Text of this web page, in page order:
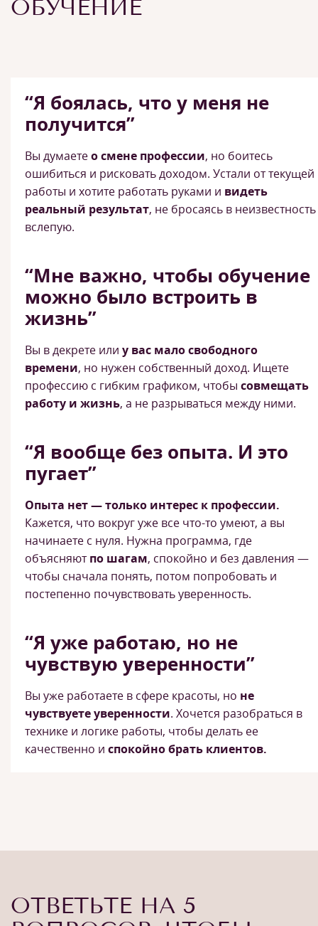
ОБУЧЕНИЕ
“Я боялась, что у меня не
получится”
Вы думаетео смене профессии, но боитесь
ошибиться и рисковать доходом. Устали от текущей
работы и хотите работать руками и видеть
реальный результат, не бросаясь в неизвестность
вслепую.
“Мне важно, чтобы обучение
можно было встроить в
жизнь”
Вы в декрете или у вас мало свободного
времени, но нужен собственный доход. Ищете
профессию с гибким графиком, чтобы совмещать
работу и жизнь, а не разрываться между ними.
“Я вообще без опыта. И это
пугает”
Опыта нет — только интерес к профессии.
Кажется, что вокруг уже все что-то умеют, а вы
начинаете с нуля. Нужна программа, где
объясняютпо шагам, спокойно и без давления —
чтобы сначала понять, потом попробовать и
постепенно почувствовать уверенность.
“Я уже работаю, но не
чувствую уверенности”
Вы уже работаете в сфере красоты, но не
чувствуете уверенности. Хочется разобраться в
технике и логике работы, чтобы делать ее
качественно и спокойно брать клиентов.
ОТВЕТЬТЕ НА 5